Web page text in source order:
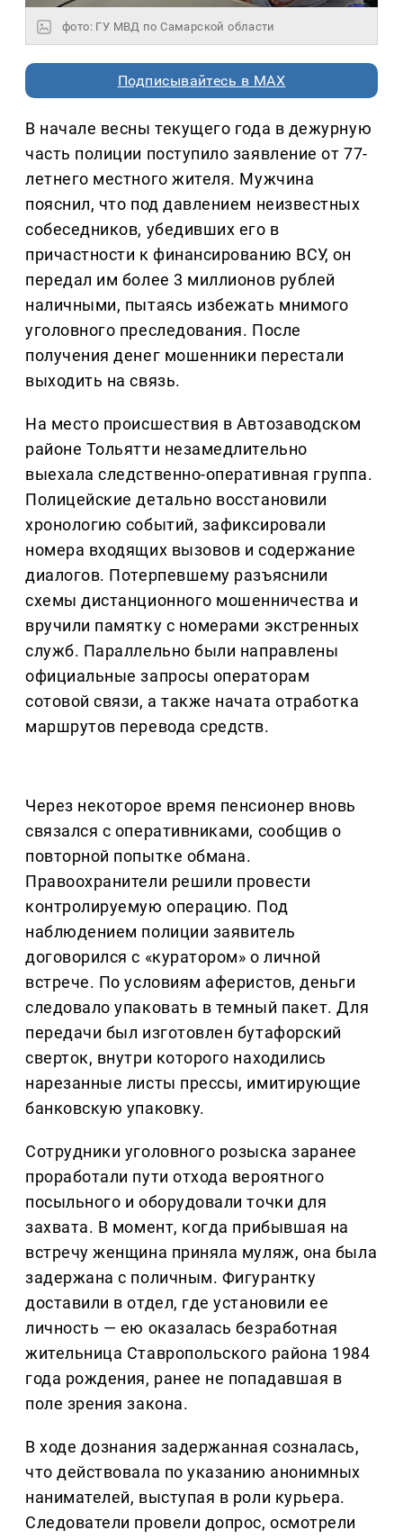
фото: ГУ МВД по Самарской области
Подписывайтесь в MAX
В начале весны текущего года в дежурную
часть полиции поступило заявление от 77-
летнего местного жителя. Мужчина
пояснил, что под давлением неизвестных
собеседников, убедивших его в
причастности к финансированию ВСУ, он
передал им более 3 миллионов рублей
наличными, пытаясь избежать мнимого
уголовного преследования. После
получения денег мошенники перестали
выходить на связь.
На место происшествия в Автозаводском
районе Тольятти незамедлительно
выехала следственно-оперативная группа.
Полицейские детально восстановили
хронологию событий, зафиксировали
номера входящих вызовов и содержание
диалогов. Потерпевшему разъяснили
схемы дистанционного мошенничества и
вручили памятку с номерами экстренных
служб. Параллельно были направлены
официальные запросы операторам
сотовой связи, а также начата отработка
маршрутов перевода средств.
Через некоторое время пенсионер вновь
связался с оперативниками, сообщив о
повторной попытке обмана.
Правоохранители решили провести
контролируемую операцию. Под
наблюдением полиции заявитель
договорился с «куратором» о личной
встрече. По условиям аферистов, деньги
следовало упаковать в темный пакет. Для
передачи был изготовлен бутафорский
сверток, внутри которого находились
нарезанные листы прессы, имитирующие
банковскую упаковку.
Сотрудники уголовного розыска заранее
проработали пути отхода вероятного
посыльного и оборудовали точки для
захвата. В момент, когда прибывшая на
встречу женщина приняла муляж, она была
задержана с поличным. Фигурантку
доставили в отдел, где установили ее
личность — ею оказалась безработная
жительница Ставропольского района 1984
года рождения, ранее не попадавшая в
поле зрения закона.
В ходе дознания задержанная созналась,
что действовала по указанию анонимных
нанимателей, выступая в роли курьера.
Следователи провели допрос, осмотрели